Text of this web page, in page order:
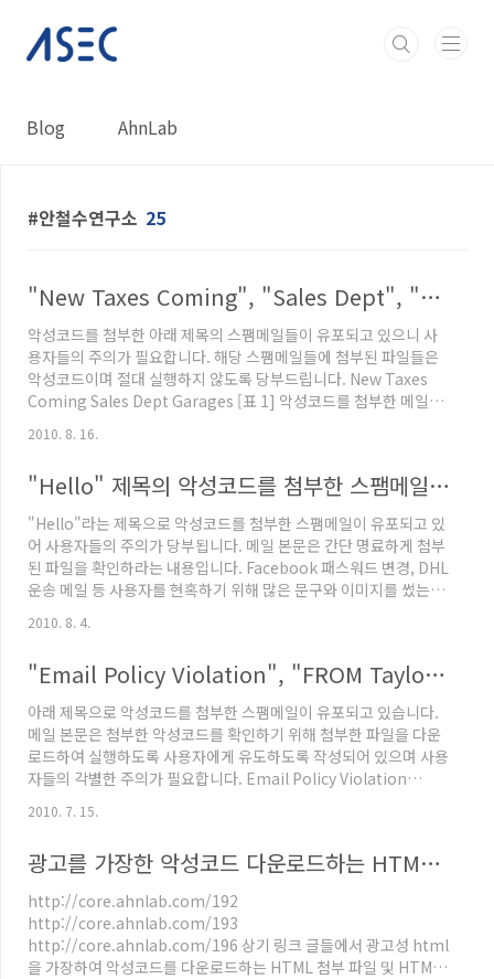
Blog AhnLab
안철수연구소 25
"New Taxes Coming", "Sales Dept", "Garages" 제목의 악성 스팸 주의!!
악성코드를 첨부한 아래 제목의 스팸메일들이 유포되고 있으니 사
용자들의 주의가 필요합니다. 해당 스팸메일들에 첨부된 파일들은
악성코드이며 절대 실행하지 않도록 당부드립니다. New Taxes
Coming Sales Dept Garages [표 1] 악성코드를 첨부한 메일들
의 스팸메일 [그림 2] 악성코드를 첨부한 "Sales Dept" 제목의 스
각각의 스팸메일에 첨부된 악성코드는 아래와 같은 파일들이 첨부
되어 있으며 사용자에게 configuration 파일처럼 보이기 위해
configuration 파일 아이콘을 사용하였지만 확장자를 보면 실행파
일 확장자인 ex..
2010. 8. 16.
"Hello" 제목의 악성코드를 첨부한 스팸메일 주의!
"Hello"라는 제목으로 악성코드를 첨부한 스팸메일이 유포되고 있
어 사용자들의 주의가 당부됩니다. 메일 본문은 간단 명료하게 첨부
된 파일을 확인하라는 내용입니다. Facebook 패스워드 변경, DHL
운송 메일 등 사용자를 현혹하기 위해 많은 문구와 이미지를 썼는데
new Word document. 첨부된 압축파일을 압축해제하면 아래와
며 V3 제품으로 아래와 같은 진단명으로 진단/치료가 가능합니다.
Win-Trojan/Agent.14848.TT [그림1] 스팸메일에 첨부된 악성
코드 [그림2] 첨부 파일 실행 시 접속되는 IP의 위치 스팸메일을 통
해 전파..
2010. 8. 4.
"Email Policy Violation", "FROM Taylor Wallace" 메일 주의하세요!
아래 제목으로 악성코드를 첨부한 스팸메일이 유포되고 있습니다.
메일 본문은 첨부한 악성코드를 확인하기 위해 첨부한 파일을 다운
로드하여 실행하도록 사용자에게 유도하도록 작성되어 있으며 사용
자들의 각별한 주의가 필요합니다. Email Policy Violation
과 똑같은 형식의 파일 아이콘 형식이며 실행 시 FakeAV가 실행되
http://core.ahnlab.com/203
http://core.ahnlab.com/152 위 링크에 포스팅 된 글에서 언급
해 드렸듯이 실행파일이 아닌 것으로 위장하는 파일들은 아래와 같
이 폴더 옵션에서 "알려진 파일 형식의 파일 확장명 숨기기" 옵션..
2010. 7. 15.
광고를 가장한 악성코드 다운로드하는 HTML 첨부 스팸메일 주의!
http://core.ahnlab.com/192
http://core.ahnlab.com/193
http://core.ahnlab.com/196 상기 링크 글들에서 광고성 html
을 가장하여 악성코드를 다운로드하는 HTML 첨부 파일 및 HTML